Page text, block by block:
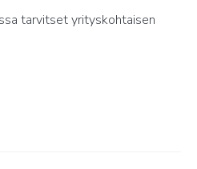
tarvitset yrityskohtaisen